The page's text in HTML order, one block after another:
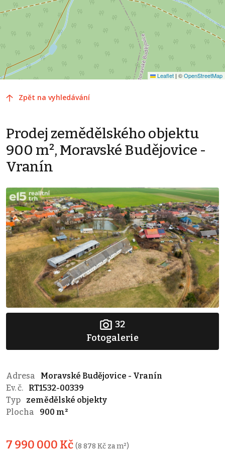
Leaflet | ©OpenStreetMap
Zpět na vyhledávání
Prodej zemědělského objektu
900 m², Moravské Budějovice -
Vranín
32
Fotogalerie
Adresa
Moravské Budějovice - Vranín
Ev. č.
RT1532-00339
Typ
zemědělské objekty
Plocha
900 m²
7 990 000 Kč (8 878 Kč za m²)